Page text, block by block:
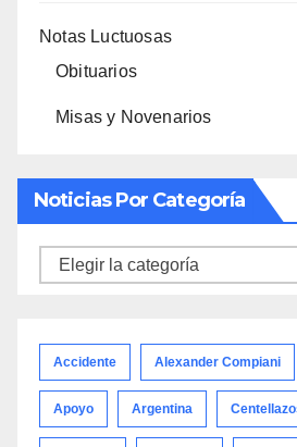
Notas Luctuosas
Obituarios
Misas y Novenarios
Noticias Por Categoría
Noticias
Accidente Alexander Compiani
Apoyo Argentina